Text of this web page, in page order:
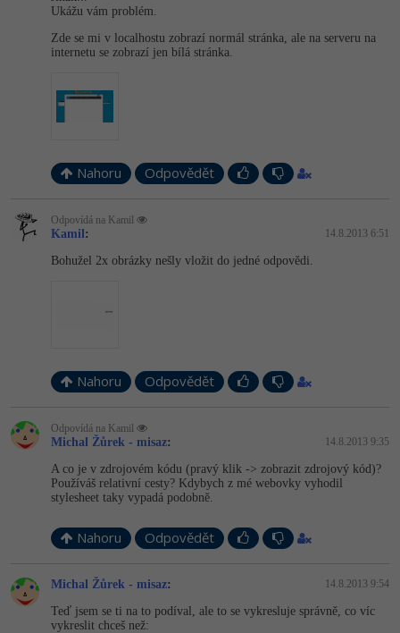
Ukážu vám problém.
Zde se mi v localhostu zobrazí normál stránka, ale na serveru na
internetu se zobrazí jen bílá stránka.
Nahoru Odpovědět
Odpovídá na Kamil
Kamil: 14.8.2013 6:51
Bohužel 2x obrázky nešly vložit do jedné odpovědi.
Nahoru Odpovědět
Odpovídá na Kamil
Michal Žůrek - misaz: 14.8.2013 9:35
A co je v zdrojovém kódu (pravý klik -> zobrazit zdrojový kód)?
Používáš relativní cesty? Kdybych z mé webovky vyhodil
stylesheet taky vypadá podobně.
Nahoru Odpovědět
Michal Žůrek - misaz: 14.8.2013 9:54
Teď jsem se ti na to podíval, ale to se vykresluje správně, co víc
vykreslit chceš než: